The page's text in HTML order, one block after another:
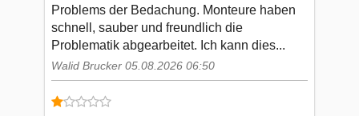
Problems der Bedachung. Monteure haben
schnell, sauber und freundlich die
Problematik abgearbeitet. Ich kann dies...
Walid Brucker 05.08.2026 06:50